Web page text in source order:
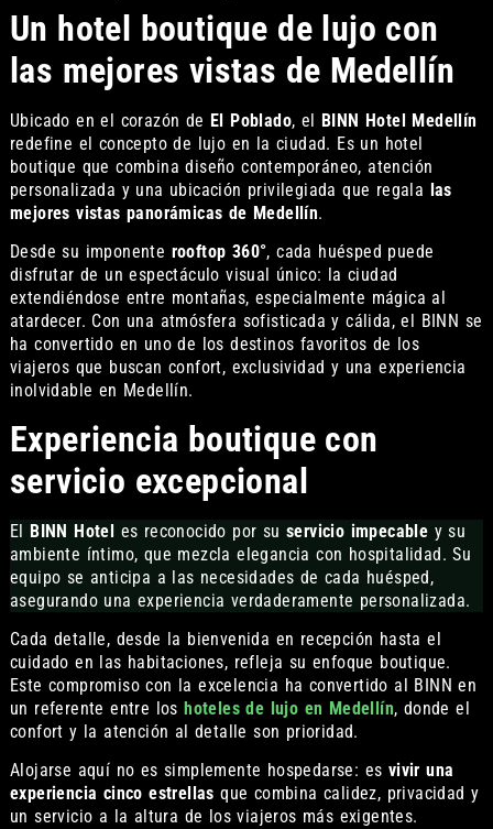
Un hotel boutique de lujo con
las mejores vistas de Medellín
Ubicado en el corazón de El Poblado, el BINN Hotel Medellín
redefine el concepto de lujo en la ciudad. Es un hotel
boutique que combina diseño contemporáneo, atención
personalizada y una ubicación privilegiada que regala las
mejores vistas panorámicas de Medellín.
Desde su imponente rooftop 360°, cada huésped puede
disfrutar de un espectáculo visual único: la ciudad
extendiéndose entre montañas, especialmente mágica al
atardecer. Con una atmósfera sofisticada y cálida, el BINN se
ha convertido en uno de los destinos favoritos de los
viajeros que buscan confort, exclusividad y una experiencia
inolvidable en Medellín.
Experiencia boutique con
servicio excepcional
El BINN Hotel es reconocido por su servicio impecable y su
ambiente íntimo, que mezcla elegancia con hospitalidad. Su
equipo se anticipa a las necesidades de cada huésped,
asegurando una experiencia verdaderamente personalizada.
Cada detalle, desde la bienvenida en recepción hasta el
cuidado en las habitaciones, refleja su enfoque boutique.
Este compromiso con la excelencia ha convertido al BINN en
un referente entre loshoteles de lujo en Medellín, donde el
confort y la atención al detalle son prioridad.
Alojarse aquí no es simplemente hospedarse: es vivir una
experiencia cinco estrellas que combina calidez, privacidad y
un servicio a la altura de los viajeros más exigentes.